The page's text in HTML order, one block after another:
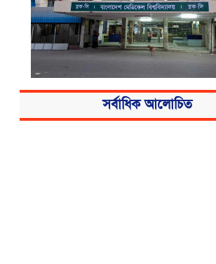
বিএসএমএমইউয়ের নতুন নাম বাংলাদেশ
মেডিকেল বিশ্ববিদ্যালয়সর্বাধিক আলোচিত